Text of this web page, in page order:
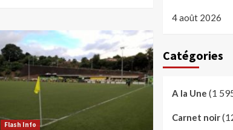
Flash Info
4 août 2026
Catégories
A la Une (1
Carnet noir